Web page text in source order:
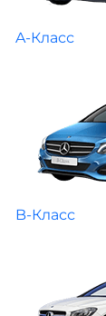
A-Класс
B-Класс